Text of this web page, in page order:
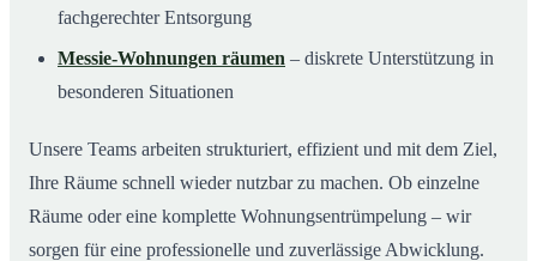
fachgerechter Entsorgung
Messie-Wohnungen räumen – diskrete Unterstützung in
besonderen Situationen
Unsere Teams arbeiten strukturiert, effizient und mit dem Ziel,
Ihre Räume schnell wieder nutzbar zu machen. Ob einzelne
Räume oder eine komplette Wohnungsentrümpelung – wir
sorgen für eine professionelle und zuverlässige Abwicklung.